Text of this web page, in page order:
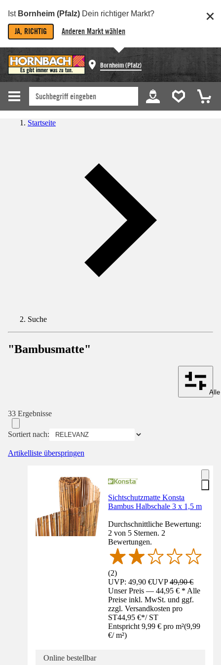
Ist Bornheim (Pfalz) Dein richtiger Markt?
JA, RICHTIG Anderen Markt wählen
Bornheim (Pfalz)
Startseite
Suche
"Bambusmatte"
33 Ergebnisse
Sortiert nach:
Artikelliste überspringen
Sichtschutzmatte Konsta
Bambus Halbschale 3 x 1,5 m
Durchschnittliche Bewertung:
2 von 5 Sternen. 2
Bewertungen.
(2)
UVP: 49,90 €UVP49,90 €
Unser Preis — 44,95 € * Alle
Preise inkl. MwSt. und ggf.
zzgl. Versandkosten pro
ST44,95 €*/ ST
Entspricht 9,99 € pro m²(9,99
€/ m²)
Online bestellbar